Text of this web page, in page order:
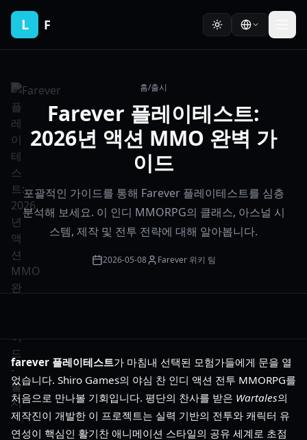
L F
홈/출시
Farever 플레이테스트:
2026년 액션 MMO 완벽 가
이드
포괄적인 가이드를 통해 Farever 플레이테스트를 심층
분석해 보세요. 이 인디 MMORPG의 클래스, 아스널 시
스템, 제작 및 전투 전략에 대해 알아봅니다.
2026-05-08 Farever 위키 팀
farever 플레이테스트가 마침내 선택된 모험가들에게 문을 열
었습니다. Shiro Games의 야심 찬 인디 액션 전투 MMORPG를
처음으로 만나볼 기회입니다. 평단의 찬사를 받은 Wartales의
제작진이 개발한 이 프로젝트는 실력 기반의 전투와 캐릭터 유
연성이 핵심인 활기찬 애니메이션 스타일의 공유 세계로 초점